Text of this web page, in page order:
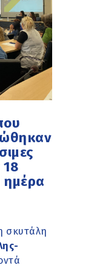
18
ημέρα
σκυτάλη